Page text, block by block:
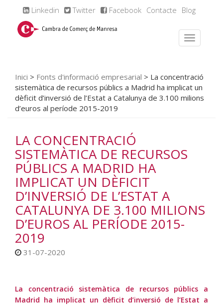
Linkedin Twitter Facebook Contacte Blog
Inici > Fonts d'informació empresarial > La concentració
sistemàtica de recursos públics a Madrid ha implicat un
dèficit d’inversió de l’Estat a Catalunya de 3.100 milions
d’euros al període 2015-2019
LA CONCENTRACIÓ
SISTEMÀTICA DE RECURSOS
PÚBLICS A MADRID HA
IMPLICAT UN DÈFICIT
D’INVERSIÓ DE L’ESTAT A
CATALUNYA DE 3.100 MILIONS
D’EUROS AL PERÍODE 2015-
2019
31-07-2020
La concentració sistemàtica de recursos públics a
Madrid ha implicat un dèficit d’inversió de l’Estat a